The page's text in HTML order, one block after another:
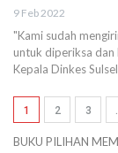
9 Feb 2022
"Kami sudah
untuk diperiksa
Kepala Dinkes
1 2 3
BUKU PILIHAN